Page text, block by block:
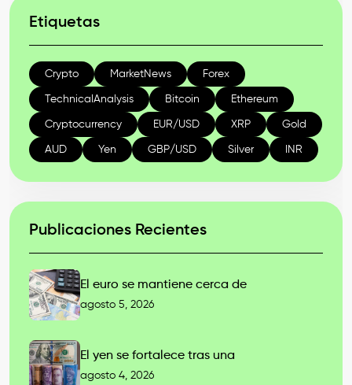
Etiquetas
Crypto MarketNews Forex
TechnicalAnalysis Bitcoin Ethereum
Cryptocurrency EUR/USD XRP Gold
AUD Yen GBP/USD Silver INR
Publicaciones Recientes
El euro se mantiene cerca de
agosto 5, 2026
El yen se fortalece tras una
agosto 4, 2026